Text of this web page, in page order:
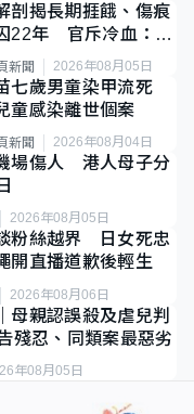
剖揭長期捱餓、傷痕
22年 官斥冷血：同
新聞 2026年08月05日
七歲男童染甲流死
感染離世個案
新聞 2026年08月04日
場傷人 港人母子分
2026年08月05日
粉絲越界 日女死忠
直播道歉後輕生
2026年08月06日
母親認誤殺及虐兒判
殘忍、同類案最惡劣
年08月05日